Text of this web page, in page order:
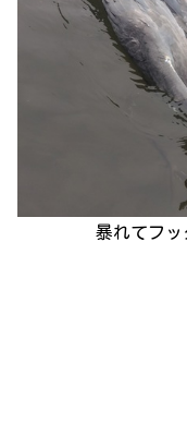
暴れてフッ